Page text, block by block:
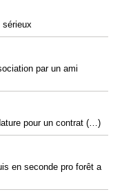
sérieux
par un ami
pour un contrat (…)
en seconde pro forêt a